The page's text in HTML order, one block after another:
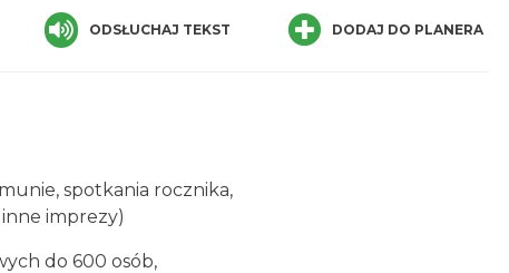
ODSŁUCHAJ TEKST DODAJ DO PLANERA
spotkania rocznika,
imprezy)
do 600 osób,